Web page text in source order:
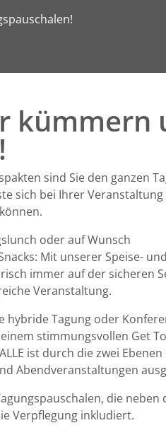
kümmern
sind Sie den ganzen
sich bei Ihrer Veranstaltung
oder auf Wunsch
Mit unserer Speise- und
immer auf der sicheren
Veranstaltung.
hybride Tagung oder
stimmungsvollen Get
ist durch die zwei
Abendveranstaltungen
die neben
Verpflegung inkludiert.